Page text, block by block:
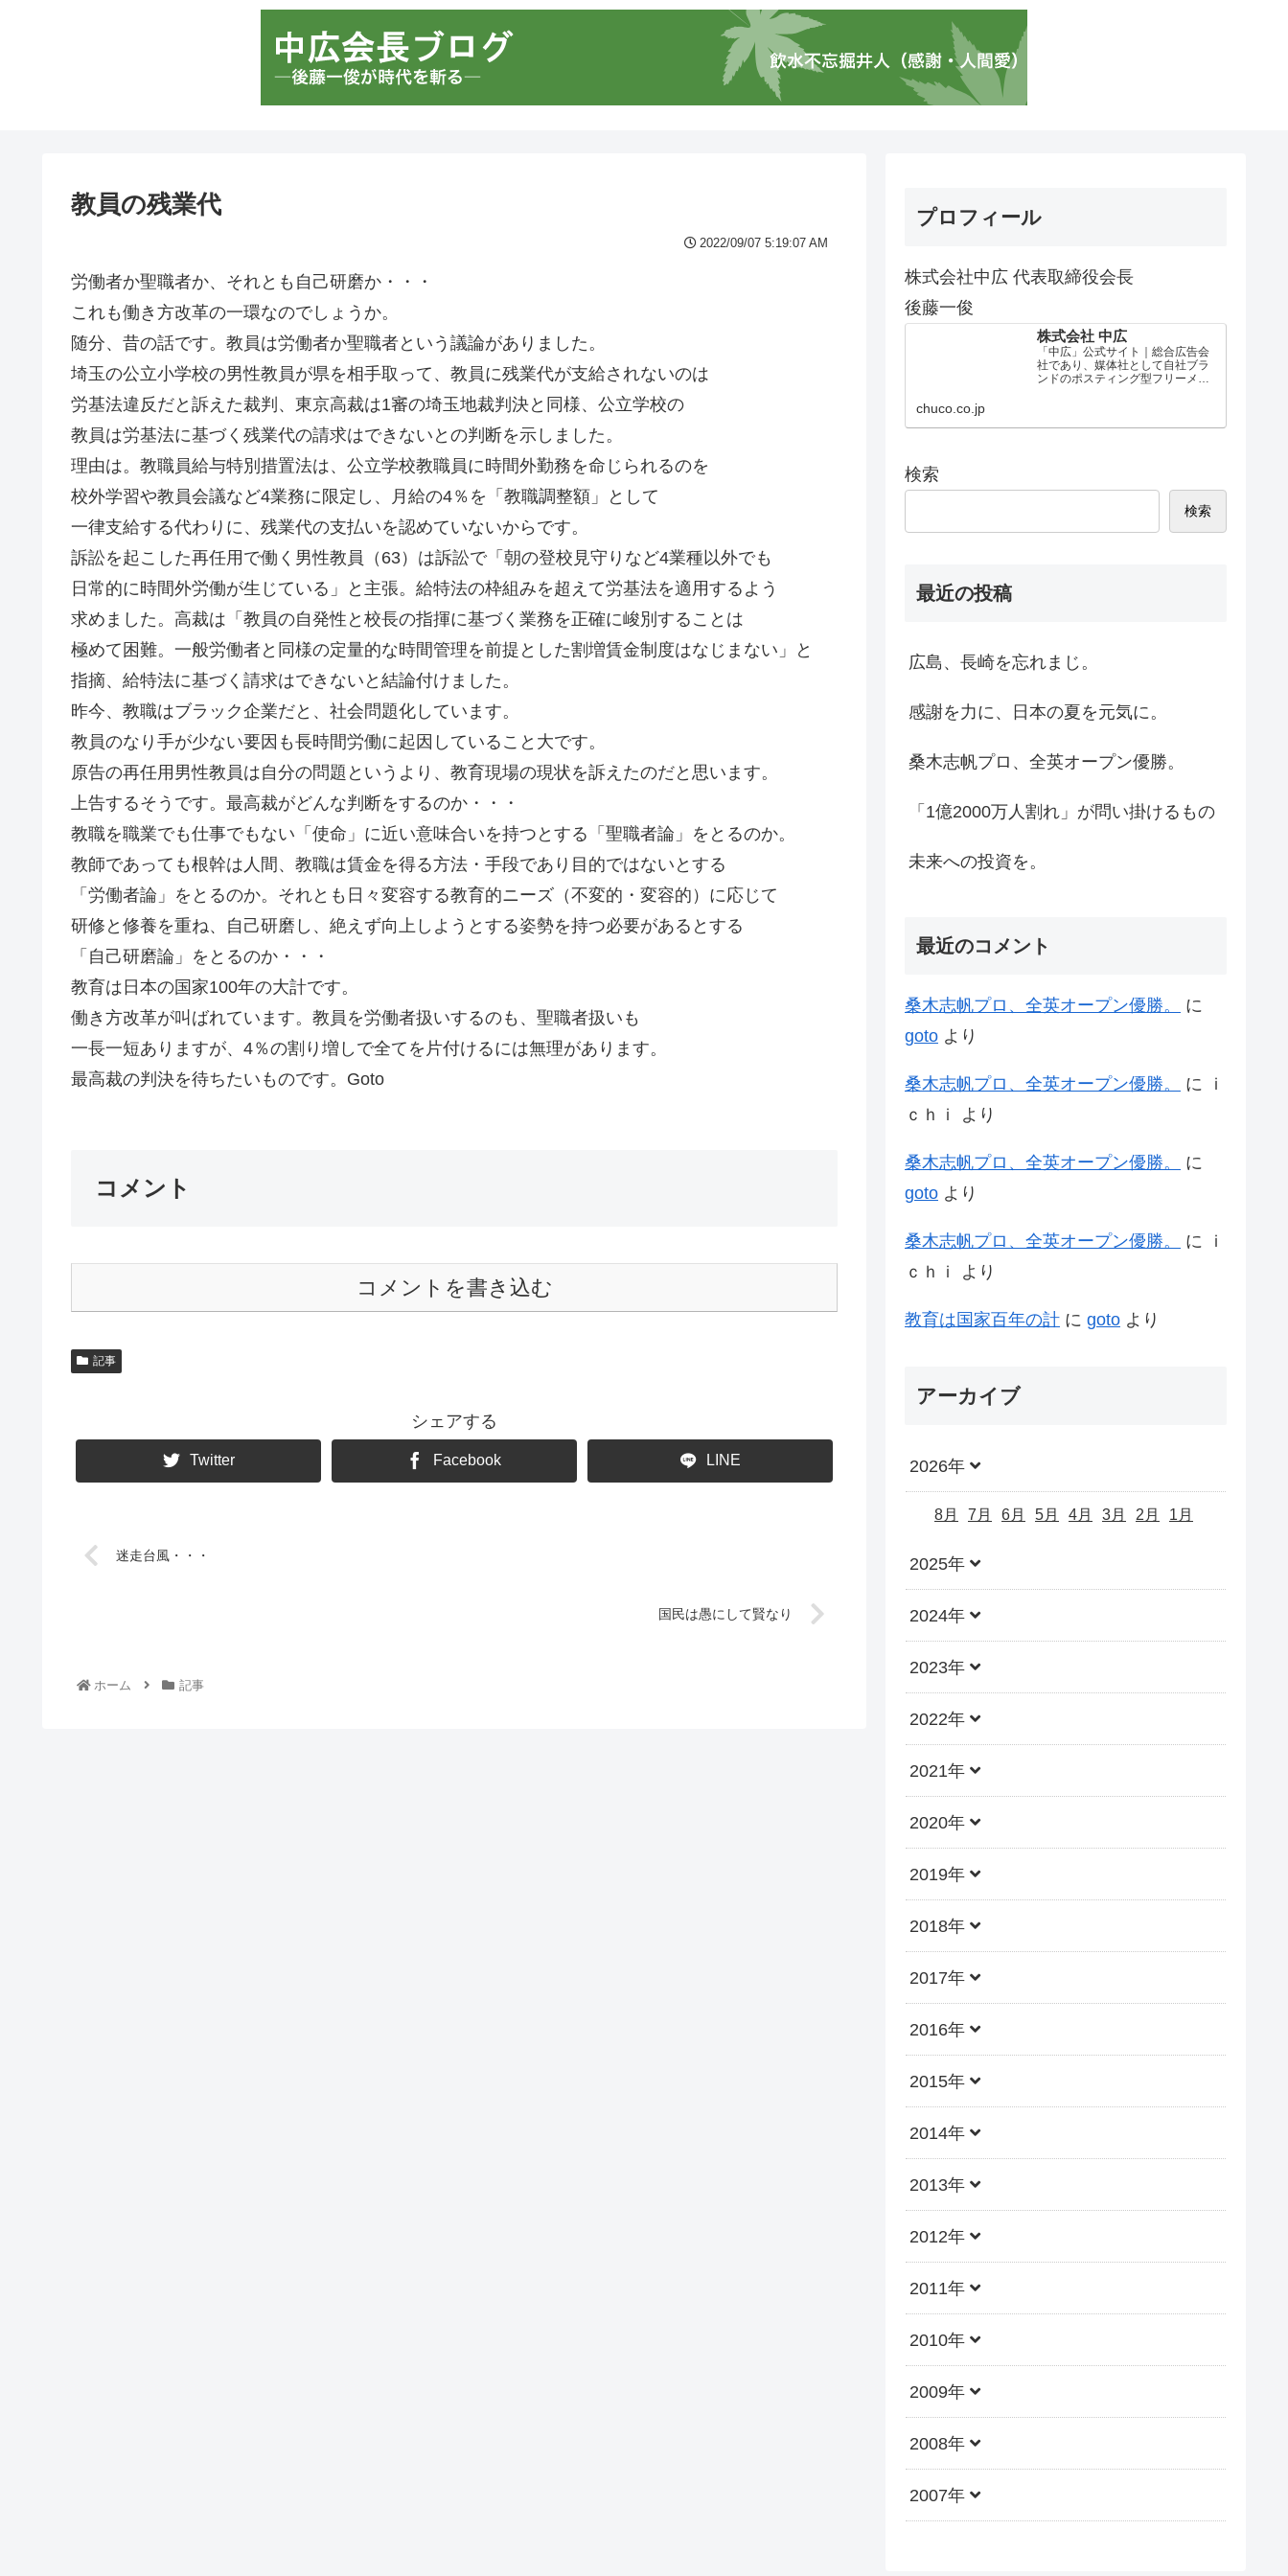
教員の残業代
2022/09/07 5:19:07 AM
労働者か聖職者か、それとも自己研磨か・・・
これも働き方改革の一環なのでしょうか。
随分、昔の話です。教員は労働者か聖職者という議論がありました。
埼玉の公立小学校の男性教員が県を相手取って、教員に残業代が支給されないのは
労基法違反だと訴えた裁判、東京高裁は1審の埼玉地裁判決と同様、公立学校の
教員は労基法に基づく残業代の請求はできないとの判断を示しました。
理由は。教職員給与特別措置法は、公立学校教職員に時間外勤務を命じられるのを
校外学習や教員会議など4業務に限定し、月給の4％を「教職調整額」として
一律支給する代わりに、残業代の支払いを認めていないからです。
訴訟を起こした再任用で働く男性教員（63）は訴訟で「朝の登校見守りなど4業種以外でも
日常的に時間外労働が生じている」と主張。給特法の枠組みを超えて労基法を適用するよう
求めました。高裁は「教員の自発性と校長の指揮に基づく業務を正確に峻別することは
極めて困難。一般労働者と同様の定量的な時間管理を前提とした割増賃金制度はなじまない」と
指摘、給特法に基づく請求はできないと結論付けました。
昨今、教職はブラック企業だと、社会問題化しています。
教員のなり手が少ない要因も長時間労働に起因していること大です。
原告の再任用男性教員は自分の問題というより、教育現場の現状を訴えたのだと思います。
上告するそうです。最高裁がどんな判断をするのか・・・
教職を職業でも仕事でもない「使命」に近い意味合いを持つとする「聖職者論」をとるのか。
教師であっても根幹は人間、教職は賃金を得る方法・手段であり目的ではないとする
「労働者論」をとるのか。それとも日々変容する教育的ニーズ（不変的・変容的）に応じて
研修と修養を重ね、自己研磨し、絶えず向上しようとする姿勢を持つ必要があるとする
「自己研磨論」をとるのか・・・
教育は日本の国家100年の大計です。
働き方改革が叫ばれています。教員を労働者扱いするのも、聖職者扱いも
一長一短ありますが、4％の割り増しで全てを片付けるには無理があります。
最高裁の判決を待ちたいものです。Goto
コメント
コメントを書き込む
記事
シェアする
Twitter Facebook LINE
迷走台風・・・
国民は愚にして賢なり
ホーム 記事
プロフィール
株式会社中広 代表取締役会長
後藤一俊
株式会社 中広
「中広」公式サイト｜総合広告会
社であり、媒体社として自社ブラ
ンドのポスティング型フリーメデ
chuco.co.jp
検索
検索
最近の投稿
広島、長崎を忘れまじ。
感謝を力に、日本の夏を元気に。
桑木志帆プロ、全英オープン優勝。
「1億2000万人割れ」が問い掛けるもの
未来への投資を。
最近のコメント
桑木志帆プロ、全英オープン優勝。
に
goto より
桑木志帆プロ、全英オープン優勝。 に
ｉ
ｃｈｉ
より
桑木志帆プロ、全英オープン優勝。
に
goto より
桑木志帆プロ、全英オープン優勝。 に
ｉ
ｃｈｉ
より
教育は国家百年の計 に goto より
アーカイブ
2026年
8月 7月 6月 5月 4月 3月 2月 1月
2025年
2024年
2023年
2022年
2021年
2020年
2019年
2018年
2017年
2016年
2015年
2014年
2013年
2012年
2011年
2010年
2009年
2008年
2007年